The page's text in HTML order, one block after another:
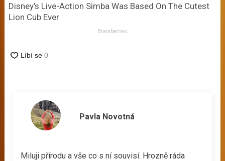
Disney’s Live-Action Simba Was Based On The Cutest
Lion Cub Ever
Brainberries
Pavla Novotná
Miluji přírodu a vše co s ní souvisí. Hrozně ráda